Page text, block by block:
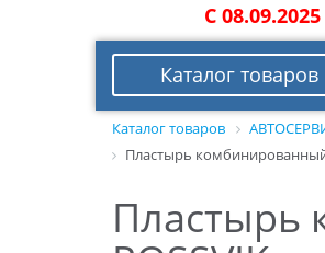
С
Каталог товаров
Каталог товаров
Пластырь
Пластырь